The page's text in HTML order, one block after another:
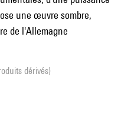
une œuvre sombre,
de l'Allemagne
dérivés)